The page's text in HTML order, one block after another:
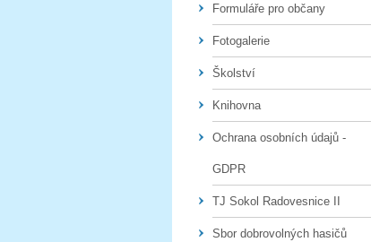
Formuláře pro občany
Fotogalerie
Školství
Knihovna
Ochrana osobních údajů -
GDPR
TJ Sokol Radovesnice II
Sbor dobrovolných hasičů